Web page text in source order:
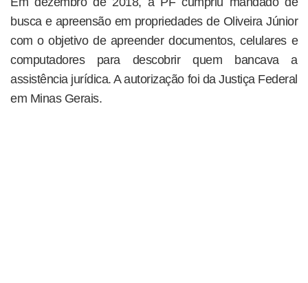
busca e apreensão em propriedades de Oliveira Júnior
com o objetivo de apreender documentos, celulares e
computadores para descobrir quem bancava a
assistência jurídica. A autorização foi da Justiça Federal
em Minas Gerais.